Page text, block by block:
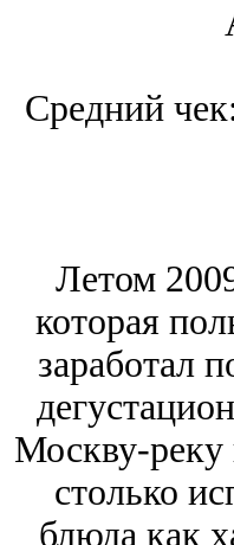
Средний
Летом
которая
заработал
Москву-реку
столько
блюда как